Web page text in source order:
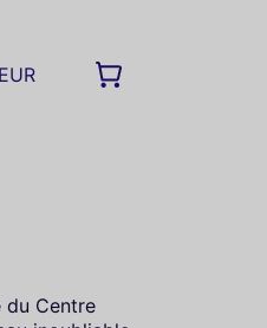
du Centre